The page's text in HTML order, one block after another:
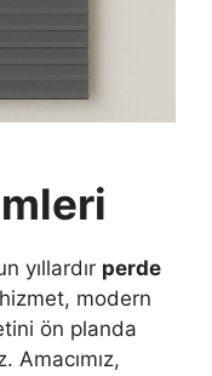
yıllardır perde
modern
ön planda